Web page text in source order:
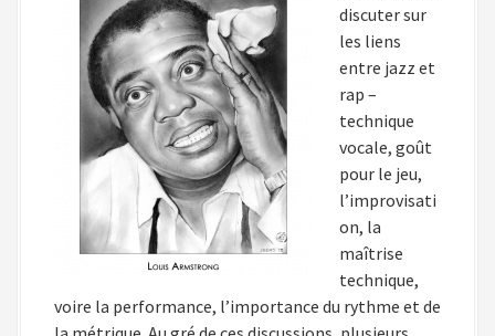
discuter sur
les liens
entre jazz et
rap –
technique
vocale, goût
pour le jeu,
l’improvisati
on, la
maîtrise
technique,
voire la performance, l’importance du rythme et de